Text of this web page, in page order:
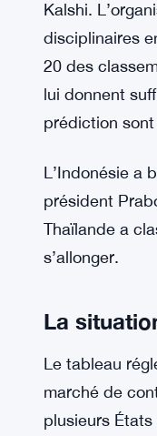
L’Inde a pris
en ligne
s’arrête pas
Technologies
C’est une
L’Espagne a
Kalshi.
disciplinaires
20 des
prédiction
L’Indonésie a
président
Thaïlande a